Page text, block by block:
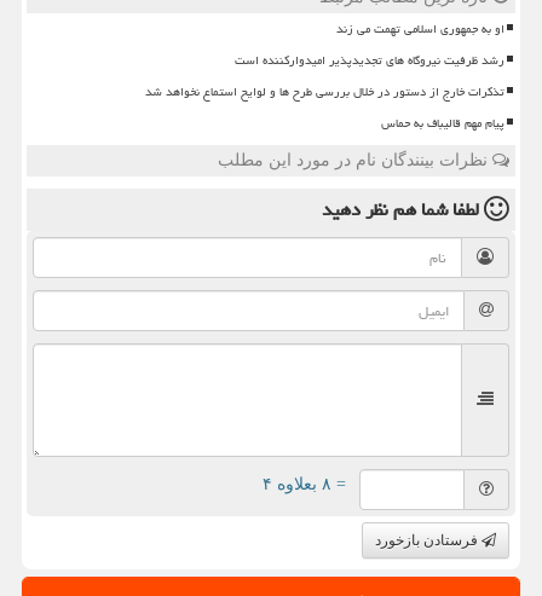
او به جمهوری اسلامی تهمت می زند
رشد ظرفیت نیروگاه های تجدیدپذیر امیدوارکننده است
تذکرات خارج از دستور در خلال بررسی طرح ها و لوایح استماع نخواهد شد
پیام مهم قالیباف به حماس
نظرات بینندگان نام در مورد این مطلب
لطفا شما همنظر دهید
= ۸ بعلاوه ۴
فرستادن بازخورد